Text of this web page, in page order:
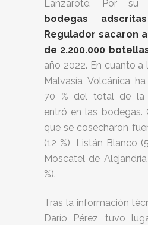
Lanzarote. Por su
bodegas
Regulador sacaron
de 2.200.000
año 2022. En cuanto a
Malvasía Volcánica
70 % del total de la
entró en las bodegas.
que se cosecharon
(12 %), Listán Blanco
Moscatel de
%).
Tras la información
Darío Pérez, tuvo